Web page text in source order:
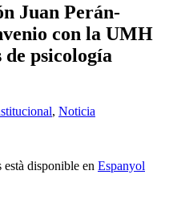
Juan Perán-
con la UMH
psicología
, Noticia
està disponible en Espanyol